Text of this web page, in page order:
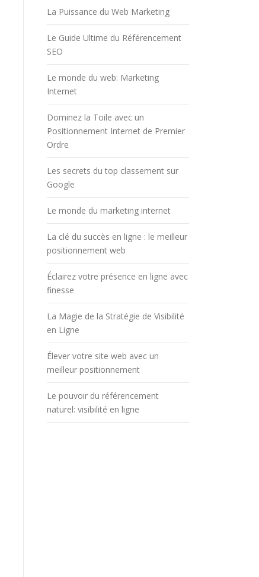
La Puissance du Web Marketing
Le Guide Ultime du Référencement
SEO
Le monde du web: Marketing
Internet
Dominez la Toile avec un
Positionnement Internet de Premier
Ordre
Les secrets du top classement sur
Google
Le monde du marketing internet
La clé du succès en ligne : le meilleur
positionnement web
Éclairez votre présence en ligne avec
finesse
La Magie de la Stratégie de Visibilité
en Ligne
Élever votre site web avec un
meilleur positionnement
Le pouvoir du référencement
naturel: visibilité en ligne